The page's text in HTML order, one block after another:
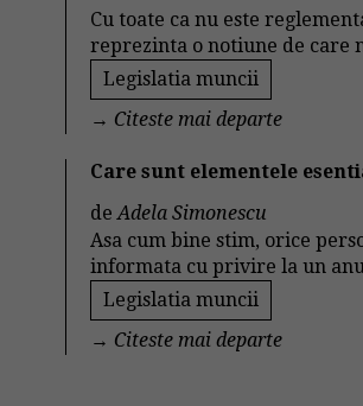
Cu toate ca nu este
reprezinta o notiune de care
Legislatia muncii
→ Citeste mai departe
Care sunt elementele
deAdela Simonescu
Asa cum bine stim, orice
informata cu privire la un
Legislatia muncii
→ Citeste mai departe